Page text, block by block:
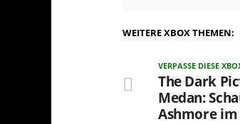
WEITERE XBOX THEMEN:
VERPASSE DIESE
The Dark
Medan:
Ashmore